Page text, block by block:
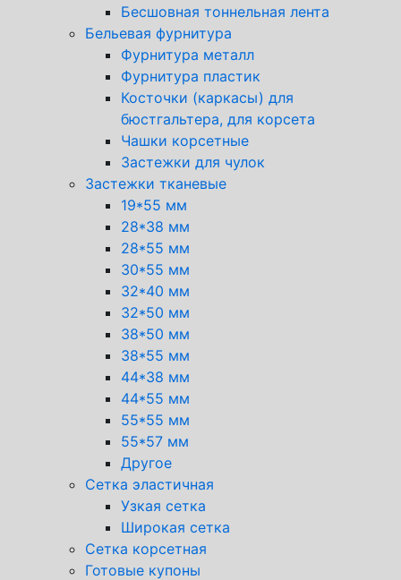
Бесшовная тоннельная лента
Бельевая фурнитура
Фурнитура металл
Фурнитура пластик
Косточки (каркасы) для
бюстгальтера, для корсета
Чашки корсетные
Застежки для чулок
Застежки тканевые
19*55 мм
28*38 мм
28*55 мм
30*55 мм
32*40 мм
32*50 мм
38*50 мм
38*55 мм
44*38 мм
44*55 мм
55*55 мм
55*57 мм
Другое
Сетка эластичная
Узкая сетка
Широкая сетка
Сетка корсетная
Готовые купоны